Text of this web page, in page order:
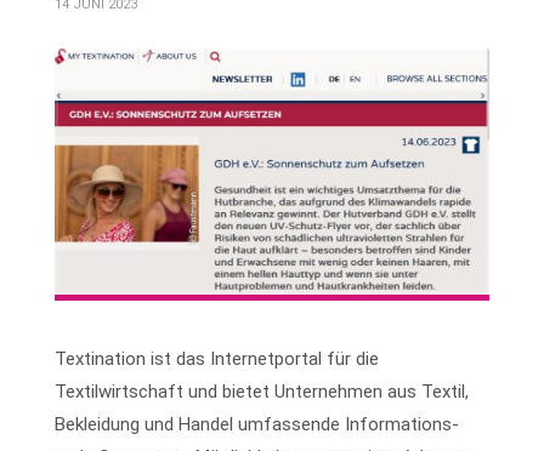
14 JUNI 2023
Textination ist das Internetportal für die
Textilwirtschaft und bietet Unternehmen aus Textil,
Bekleidung und Handel umfassende Informations-